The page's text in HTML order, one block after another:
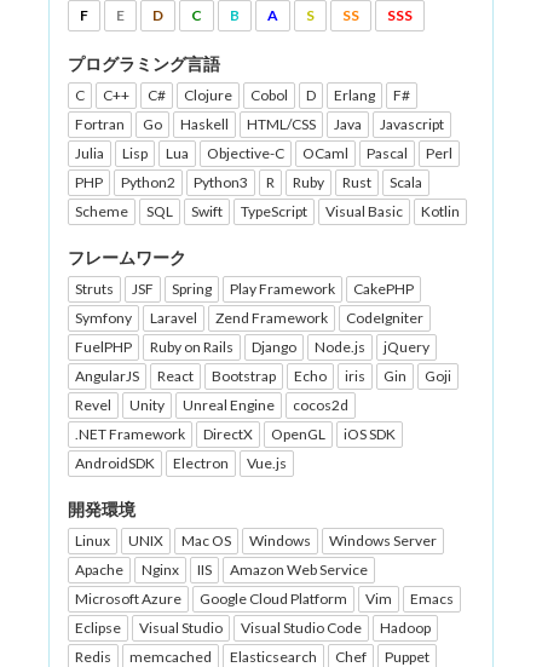
F
E D C B A S SS SSS
プログラミング言語
C C++ C# Clojure Cobol D Erlang
F#
Fortran
Go Haskell HTML/CSS Java
Javascript
Julia
Lisp Lua Objective-C OCaml Pascal
Perl
PHP
Python2 Python3 R Ruby Rust
Scala
Scheme
SQL Swift TypeScript Visual Basic Kotlin
フレームワーク
Struts JSF Spring Play Framework
CakePHP
Symfony
Laravel Zend Framework
CodeIgniter
FuelPHP
Ruby on Rails Django Node.js
jQuery
AngularJS
React Bootstrap Echo iris Gin
Goji
Revel
Unity Unreal Engine
cocos2d
.NET Framework
DirectX OpenGL
iOS SDK
AndroidSDK
Electron Vue.js
開発環境
Linux UNIX Mac OS Windows
Windows Server
Apache
Nginx IIS
Amazon Web Service
Microsoft Azure
Google Cloud Platform Vim
Emacs
Eclipse
Visual Studio Visual Studio Code
Hadoop
Redis
memcached Elasticsearch Chef
Puppet